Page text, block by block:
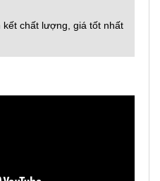
chất lượng, giá tốt nhất